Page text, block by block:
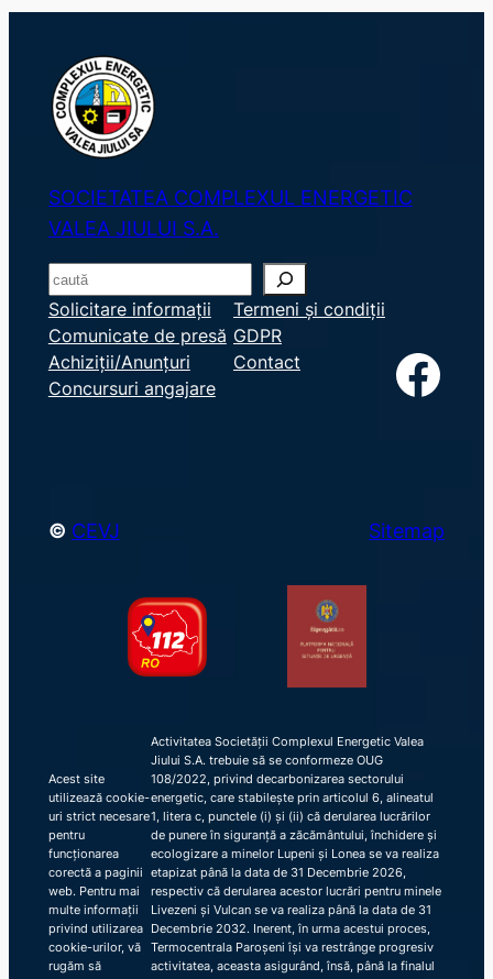
SOCIETATEA COMPLEXUL ENERGETIC
VALEA JIULUI S.A.
S
e
a
r
c
Solicitare informații
Comunicate de presă
Achiziții/Anunțuri
Concursuri angajare
Termeni și condiții
GDPR
Contact
Facebook
© CEVJ Sitemap
Acest site
utilizează cookie-
uri strict necesare
pentru
funcționarea
corectă a paginii
web. Pentru mai
multe informații
privind utilizarea
cookie-urilor, vă
rugăm să
Activitatea Societății Complexul Energetic Valea
Jiului S.A. trebuie să se conformeze OUG
108/2022, privind decarbonizarea sectorului
energetic, care stabilește prin articolul 6, alineatul
1, litera c, punctele (i) și (ii) că derularea lucrărilor
de punere în siguranță a zăcământului, închidere și
ecologizare a minelor Lupeni și Lonea se va realiza
etapizat până la data de 31 Decembrie 2026,
respectiv că derularea acestor lucrări pentru minele
Livezeni și Vulcan se va realiza până la data de 31
Decembrie 2032. Inerent, în urma acestui proces,
Termocentrala Paroșeni își va restrânge progresiv
activitatea, aceasta asigurând, însă, până la finalul